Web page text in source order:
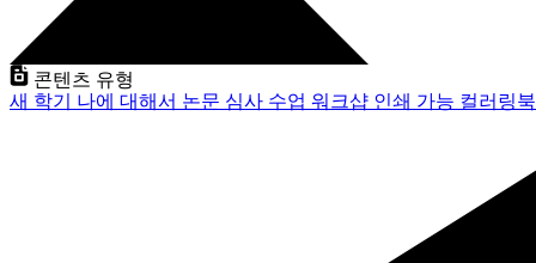
콘텐츠 유형
새 학기 나에 대해서 논문 심사 수업 워크샵 인쇄 가능 컬러링북